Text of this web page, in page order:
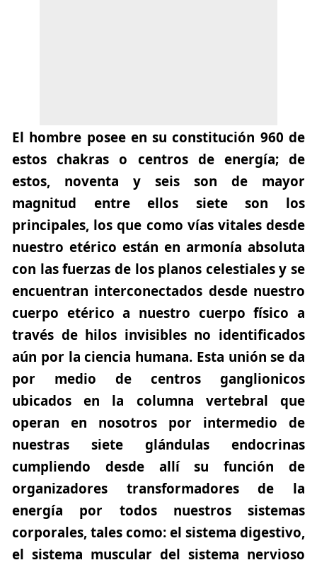
El hombre posee en su constitución 960 de
estos chakras o centros de energía; de
estos, noventa y seis son de mayor
magnitud entre ellos siete son los
principales, los que como vías vitales desde
nuestro etérico están en armonía absoluta
con las fuerzas de los planos celestiales y se
encuentran interconectados desde nuestro
cuerpo etérico a nuestro cuerpo físico a
través de hilos invisibles no identificados
aún por la ciencia humana. Esta unión se da
por medio de centros ganglionicos
ubicados en la columna vertebral que
operan en nosotros por intermedio de
nuestras siete glándulas endocrinas
cumpliendo desde allí su función de
organizadores transformadores de la
energía por todos nuestros sistemas
corporales, tales como: el sistema digestivo,
el sistema muscular del sistema nervioso